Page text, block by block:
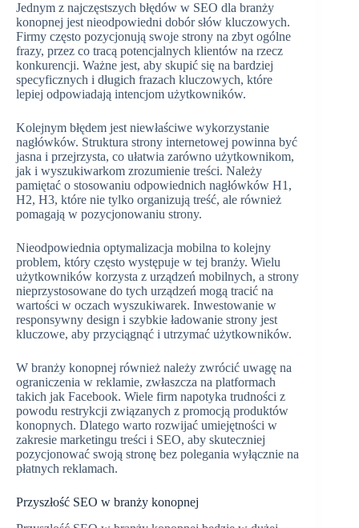
Jednym z najczęstszych błędów w SEO dla branży
konopnej jest nieodpowiedni dobór słów kluczowych.
Firmy często pozycjonują swoje strony na zbyt ogólne
frazy, przez co tracą potencjalnych klientów na rzecz
konkurencji. Ważne jest, aby skupić się na bardziej
specyficznych i długich frazach kluczowych, które
lepiej odpowiadają intencjom użytkowników.
Kolejnym błędem jest niewłaściwe wykorzystanie
nagłówków. Struktura strony internetowej powinna być
jasna i przejrzysta, co ułatwia zarówno użytkownikom,
jak i wyszukiwarkom zrozumienie treści. Należy
pamiętać o stosowaniu odpowiednich nagłówków H1,
H2, H3, które nie tylko organizują treść, ale również
pomagają w pozycjonowaniu strony.
Nieodpowiednia optymalizacja mobilna to kolejny
problem, który często występuje w tej branży. Wielu
użytkowników korzysta z urządzeń mobilnych, a strony
nieprzystosowane do tych urządzeń mogą tracić na
wartości w oczach wyszukiwarek. Inwestowanie w
responsywny design i szybkie ładowanie strony jest
kluczowe, aby przyciągnąć i utrzymać użytkowników.
W branży konopnej również należy zwrócić uwagę na
ograniczenia w reklamie, zwłaszcza na platformach
takich jak Facebook. Wiele firm napotyka trudności z
powodu restrykcji związanych z promocją produktów
konopnych. Dlatego warto rozwijać umiejętności w
zakresie marketingu treści i SEO, aby skuteczniej
pozycjonować swoją stronę bez polegania wyłącznie na
płatnych reklamach.
Przyszłość SEO w branży konopnej